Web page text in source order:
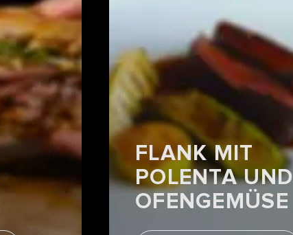
FLANK MIT
POLENTA UND
OFENGEMÜSE